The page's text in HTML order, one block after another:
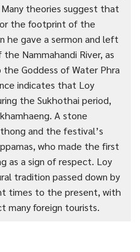
theories suggest that
the footprint of the
he gave a sermon and left
Nammahandi River, as
Goddess of Water Phra
indicates that Loy
the Sukhothai period,
A stone
and the festival’s
who made the first
as a sign of respect. Loy
tradition passed down by
times to the present, with
many foreign tourists.